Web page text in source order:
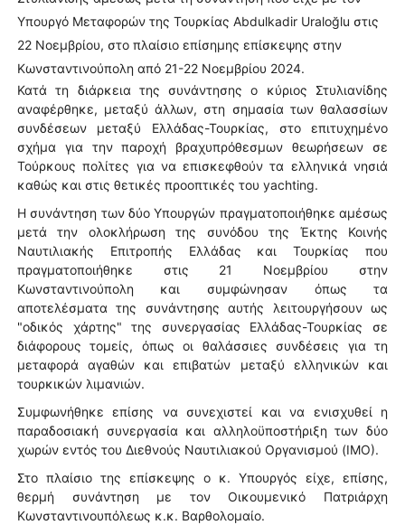
Υπουργό Μεταφορών της Τουρκίας Abdulkadir Uraloğlu στις
22 Νοεμβρίου, στο πλαίσιο επίσημης επίσκεψης στην
Κωνσταντινούπολη από 21-22 Νοεμβρίου 2024.
Κατά τη διάρκεια της συνάντησης ο κύριος Στυλιανίδης
αναφέρθηκε, μεταξύ άλλων, στη σημασία των θαλασσίων
συνδέσεων μεταξύ Ελλάδας-Τουρκίας, στο επιτυχημένο
σχήμα για την παροχή βραχυπρόθεσμων θεωρήσεων σε
Τούρκους πολίτες για να επισκεφθούν τα ελληνικά νησιά
καθώς και στις θετικές προοπτικές του yachting.
Η συνάντηση των δύο Υπουργών πραγματοποιήθηκε αμέσως
μετά την ολοκλήρωση της συνόδου της Έκτης Κοινής
Ναυτιλιακής Επιτροπής Ελλάδας και Τουρκίας που
πραγματοποιήθηκε στις 21 Νοεμβρίου στην
Κωνσταντινούπολη και συμφώνησαν όπως τα
αποτελέσματα της συνάντησης αυτής λειτουργήσουν ως
"οδικός χάρτης" της συνεργασίας Ελλάδας-Τουρκίας σε
διάφορους τομείς, όπως οι θαλάσσιες συνδέσεις για τη
μεταφορά αγαθών και επιβατών μεταξύ ελληνικών και
τουρκικών λιμανιών.
Συμφωνήθηκε επίσης να συνεχιστεί και να ενισχυθεί η
παραδοσιακή συνεργασία και αλληλοϋποστήριξη των δύο
χωρών εντός του Διεθνούς Ναυτιλιακού Οργανισμού (ΙΜΟ).
Στο πλαίσιο της επίσκεψης ο κ. Υπουργός είχε, επίσης,
θερμή συνάντηση με τον Οικουμενικό Πατριάρχη
Κωνσταντινουπόλεως κ.κ. Βαρθολομαίο.